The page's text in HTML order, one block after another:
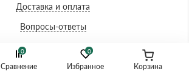
0
Избранное
0
Сравнение Корзина
Доставка и оплата
Вопросы-ответы
Сертификаты